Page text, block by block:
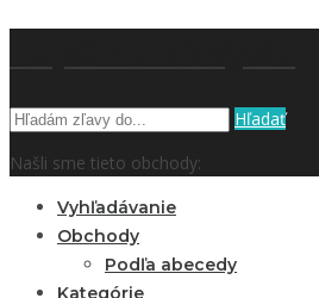
Hľadať
Našli sme tieto obchody:
Vyhľadávanie
Obchody
Podľa abecedy
Kategórie